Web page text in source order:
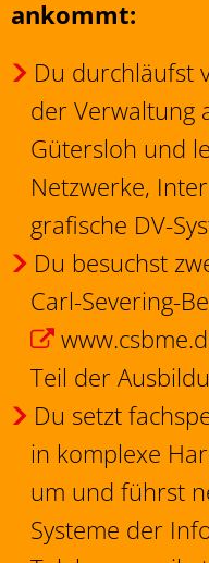
ankommt:
Du durchläufst
der Verwaltung
Gütersloh und
Netzwerke,
grafische DV-
Du besuchst
Carl-Severing-
Teil der
Du setzt
in komplexe
um und führst
Systeme der